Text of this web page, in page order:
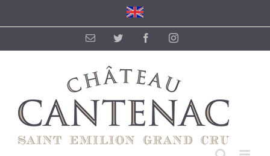
Email Twitter FacebookInstagram